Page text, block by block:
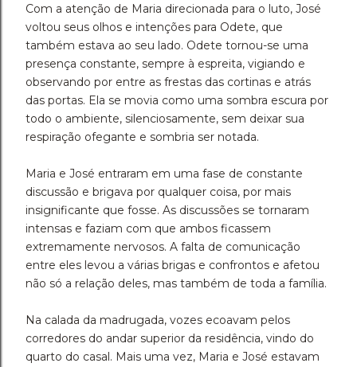
Com a atenção de Maria direcionada para o luto, José
voltou seus olhos e intenções para Odete, que
também estava ao seu lado. Odete tornou-se uma
presença constante, sempre à espreita, vigiando e
observando por entre as frestas das cortinas e atrás
das portas. Ela se movia como uma sombra escura por
todo o ambiente, silenciosamente, sem deixar sua
respiração ofegante e sombria ser notada.
Maria e José entraram em uma fase de constante
discussão e brigava por qualquer coisa, por mais
insignificante que fosse. As discussões se tornaram
intensas e faziam com que ambos ficassem
extremamente nervosos. A falta de comunicação
entre eles levou a várias brigas e confrontos e afetou
não só a relação deles, mas também de toda a família.
Na calada da madrugada, vozes ecoavam pelos
corredores do andar superior da residência, vindo do
quarto do casal. Mais uma vez, Maria e José estavam